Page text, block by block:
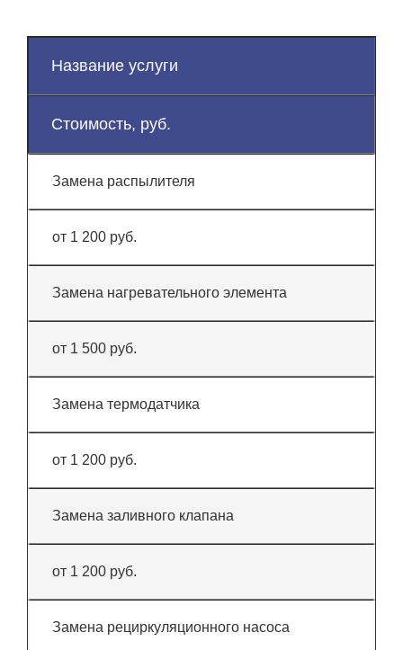
Название услуги
Стоимость, руб.
Замена распылителя
от 1 200 руб.
Замена нагревательного элемента
от 1 500 руб.
Замена термодатчика
от 1 200 руб.
Замена заливного клапана
от 1 200 руб.
Замена рециркуляционного насоса